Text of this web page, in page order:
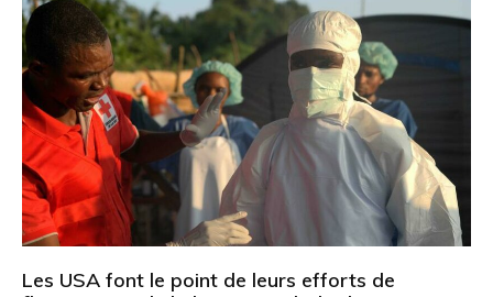
Les USA font le point de leurs efforts de